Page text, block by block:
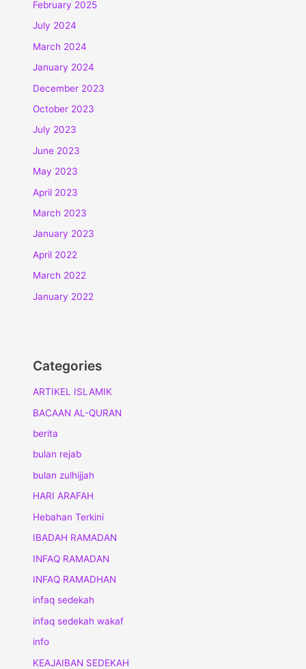
February 2025
July 2024
March 2024
January 2024
December 2023
October 2023
July 2023
June 2023
May 2023
April 2023
March 2023
January 2023
April 2022
March 2022
January 2022
Categories
ARTIKEL ISLAMIK
BACAAN AL-QURAN
berita
bulan rejab
bulan zulhijjah
HARI ARAFAH
Hebahan Terkini
IBADAH RAMADAN
INFAQ RAMADAN
INFAQ RAMADHAN
infaq sedekah
infaq sedekah wakaf
info
KEAJAIBAN SEDEKAH